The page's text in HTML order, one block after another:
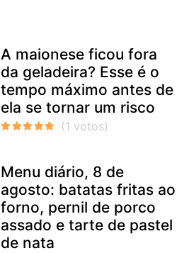
A maionese ficou fora
da geladeira? Esse é o
tempo máximo antes de
ela se tornar um risco
Menu diário, 8 de
agosto: batatas fritas ao
forno, pernil de porco
assado e tarte de pastel
de nata